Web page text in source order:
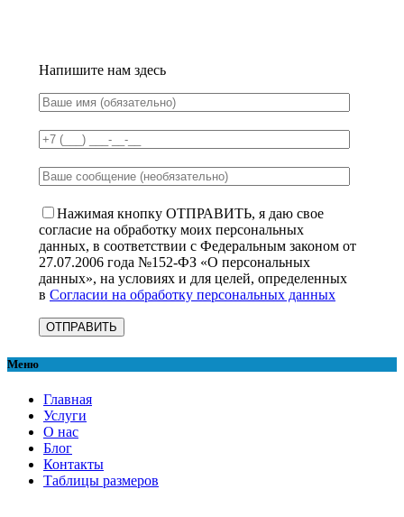
Напишите нам здесь
Нажимая кнопку ОТПРАВИТЬ, я даю свое
согласие на обработку моих персональных
данных, в соответствии с Федеральным законом от
27.07.2006 года №152-ФЗ «О персональных
данных», на условиях и для целей, определенных
в Согласии на обработку персональных данных
Меню
Главная
Услуги
О нас
Блог
Контакты
Таблицы размеров